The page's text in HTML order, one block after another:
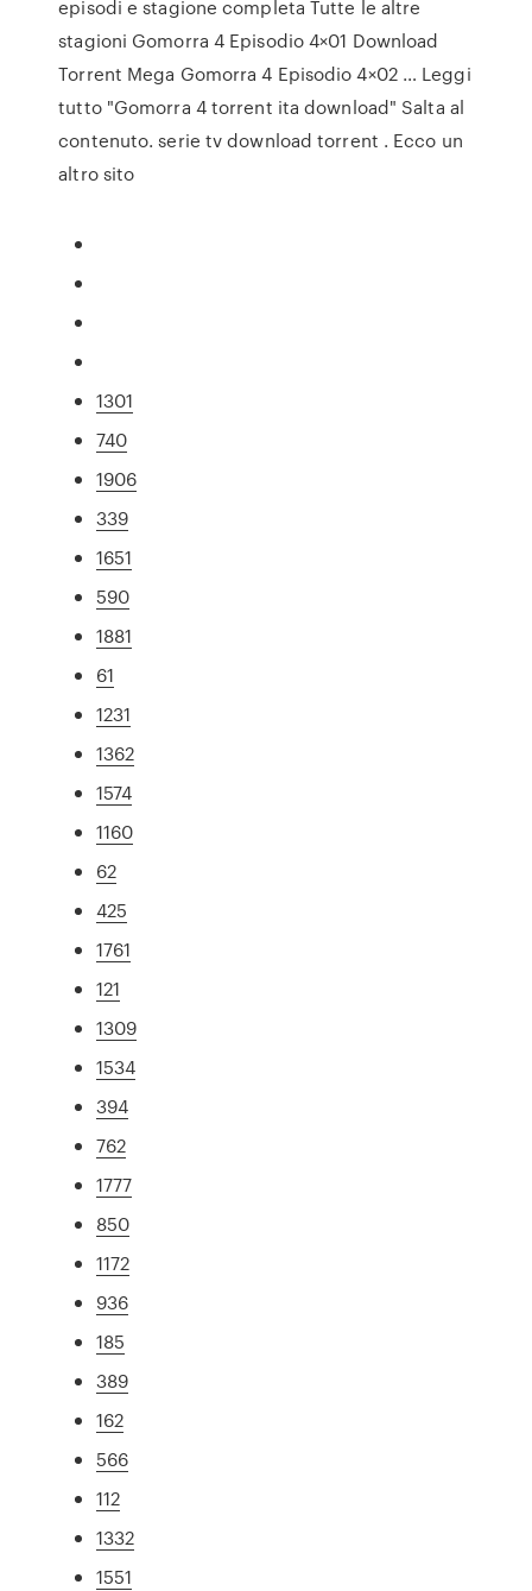
episodi e stagione completa Tutte le altre
stagioni Gomorra 4 Episodio 4×01 Download
Torrent Mega Gomorra 4 Episodio 4×02 … Leggi
tutto "Gomorra 4 torrent ita download" Salta al
contenuto. serie tv download torrent . Ecco un
altro sito
1301
740
1906
339
1651
590
1881
61
1231
1362
1574
1160
62
425
1761
121
1309
1534
394
762
1777
850
1172
936
185
389
162
566
112
1332
1551